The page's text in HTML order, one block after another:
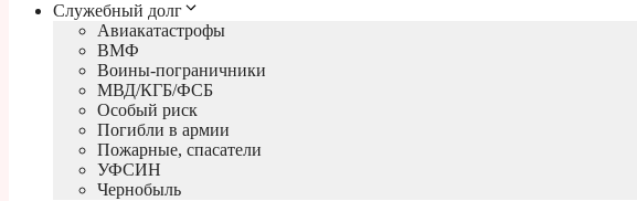
Служебный долг
Авиакатастрофы
ВМФ
Воины-пограничники
МВД/КГБ/ФСБ
Особый риск
Погибли в армии
Пожарные, спасатели
УФСИН
Чернобыль